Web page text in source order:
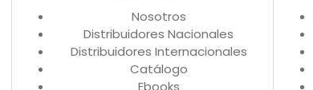
Nosotros
Distribuidores Nacionales
Distribuidores Internacionales
Catálogo
Ebooks